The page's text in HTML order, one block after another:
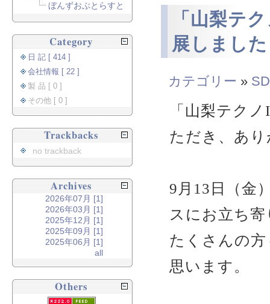
「山梨テ
展しました
カテゴリー »
「山梨テク
ただき、あ
9月13日（金
スにお立ち
たくさんの
思います。
ぼんずおぶとらすと
Category
日 記 [ 414 ]
会社情報 [ 22 ]
製 品 [ 0 ]
その他 [ 0 ]
Trackbacks
no trackback
Archives
2026年07月 [1]
2026年03月 [1]
2025年12月 [1]
2025年09月 [1]
2025年06月 [1]
all
Others